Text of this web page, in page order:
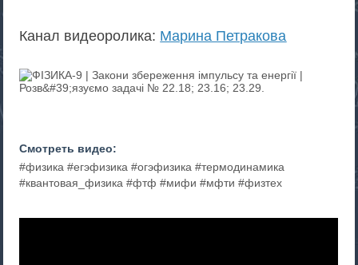
Канал видеоролика: Марина Петракова
Смотреть видео:
#физика #егэфизика #огэфизика #термодинамика
#квантовая_физика #фтф #мифи #мфти #физтех